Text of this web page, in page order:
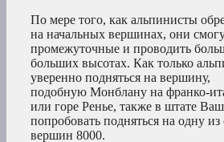
По мере того, как альпинисты
на начальных вершинах, они
промежуточные и проводить
больших высотах. Как только
уверенно подняться на вершину,
подобную Монблану на франко-
или горе Ренье, также в штате
попробовать подняться на одну
вершин 8000.